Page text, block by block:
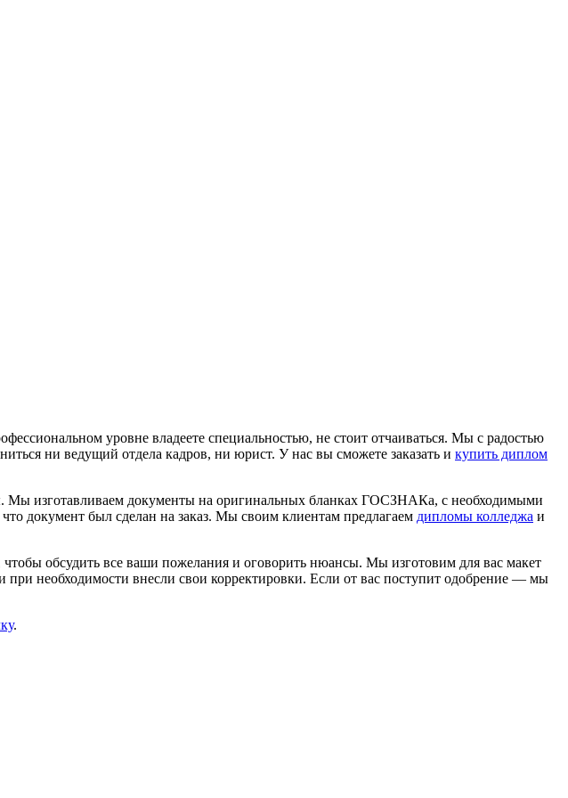
уровне владеете специальностью, не стоит отчаиваться. Мы с радостью
ни ведущий отдела кадров, ни юрист. У нас вы сможете заказать и купить диплом
Мы изготавливаем документы на оригинальных бланках ГОСЗНАКа, с необходимыми
документ был сделан на заказ. Мы своим клиентам предлагаем дипломы колледжа и
обсудить все ваши пожелания и оговорить нюансы. Мы изготовим для вас макет
необходимости внесли свои корректировки. Если от вас поступит одобрение — мы
.